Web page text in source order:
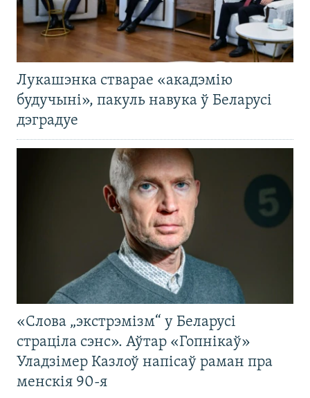
Лукашэнка стварае «акадэмію
будучыні», пакуль навука ў Беларусі
дэградуе
«Слова „экстрэмізм“ у Беларусі
страціла сэнс». Аўтар «Гопнікаў»
Уладзімер Казлоў напісаў раман пра
менскія 90-я